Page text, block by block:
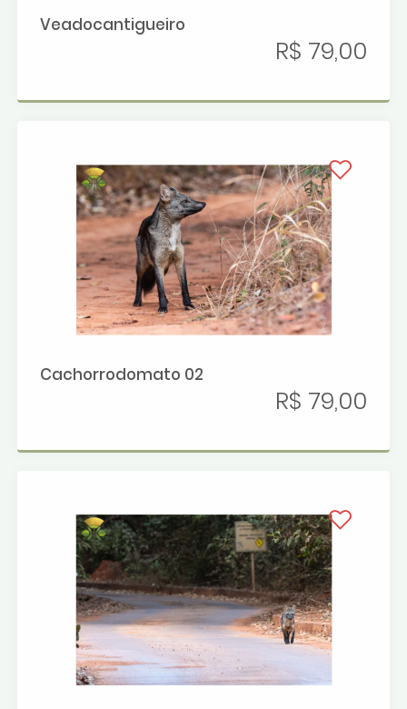
Veadocantigueiro
R$ 79,00
Cachorrodomato 02
R$ 79,00